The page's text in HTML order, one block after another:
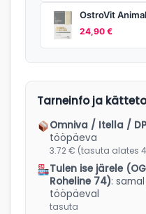
OstroVit
24,90 €
Tarneinfo ja
Omniva / Itella /
tööpäeva
3.72 € (tasuta alates
Tulen ise järele
Roheline 74):
tööpäeval
tasuta